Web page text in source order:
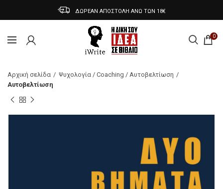
ΔΩΡΕΑΝ ΑΠΟΣΤΟΛΗ ΑΝΩ ΤΩΝ 18€
0
Αρχική σελίδα
Ψυχολογία / Coaching / Αυτοβελτίωση
Αυτοβελτίωση